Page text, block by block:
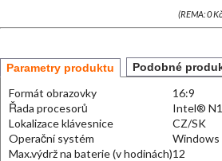
(REMA: 0
Parametry produktu Podobné
Formát obrazovky
16:9
Řada procesorů
Intel®
Lokalizace klávesnice
CZ/SK
Operační systém
Windows
Max.výdrž na baterie (v hodinách)12